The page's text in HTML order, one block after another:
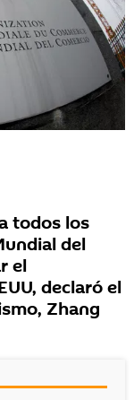
todos los
del
el
declaró el
Zhang